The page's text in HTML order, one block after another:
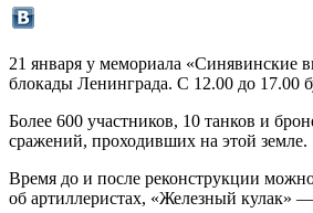
21 января у мемориала «Синявинские
блокады Ленинграда. С 12.00 до 17.00
Более 600 участников, 10 танков и
сражений, проходивших на этой земле.
Время до и после реконструкции
об артиллеристах, «Железный кулак»